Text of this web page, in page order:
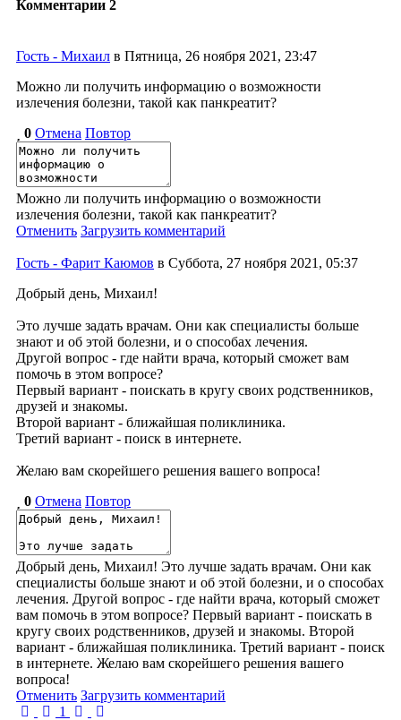
Комментарии 2
Гость - Михаил в Пятница, 26 ноября 2021, 23:47
Можно ли получить информацию о возможности
излечения болезни, такой как панкреатит?
0 Отмена Повтор
Можно ли получить информацию о возможности
излечения болезни, такой как панкреатит?
Отменить Загрузить комментарий
Гость - Фарит Каюмов в Суббота, 27 ноября 2021, 05:37
Добрый день, Михаил!
Это лучше задать врачам. Они как специалисты больше
знают и об этой болезни, и о способах лечения.
Другой вопрос - где найти врача, который сможет вам
помочь в этом вопросе?
Первый вариант - поискать в кругу своих родственников,
друзей и знакомы.
Второй вариант - ближайшая поликлиника.
Третий вариант - поиск в интернете.
Желаю вам скорейшего решения вашего вопроса!
0 Отмена Повтор
Добрый день, Михаил! Это лучше задать врачам. Они как
специалисты больше знают и об этой болезни, и о способах
лечения. Другой вопрос - где найти врача, который сможет
вам помочь в этом вопросе? Первый вариант - поискать в
кругу своих родственников, друзей и знакомы. Второй
вариант - ближайшая поликлиника. Третий вариант - поиск
в интернете. Желаю вам скорейшего решения вашего
вопроса!
Отменить Загрузить комментарий
First Page
Previous Page
1 Next Page